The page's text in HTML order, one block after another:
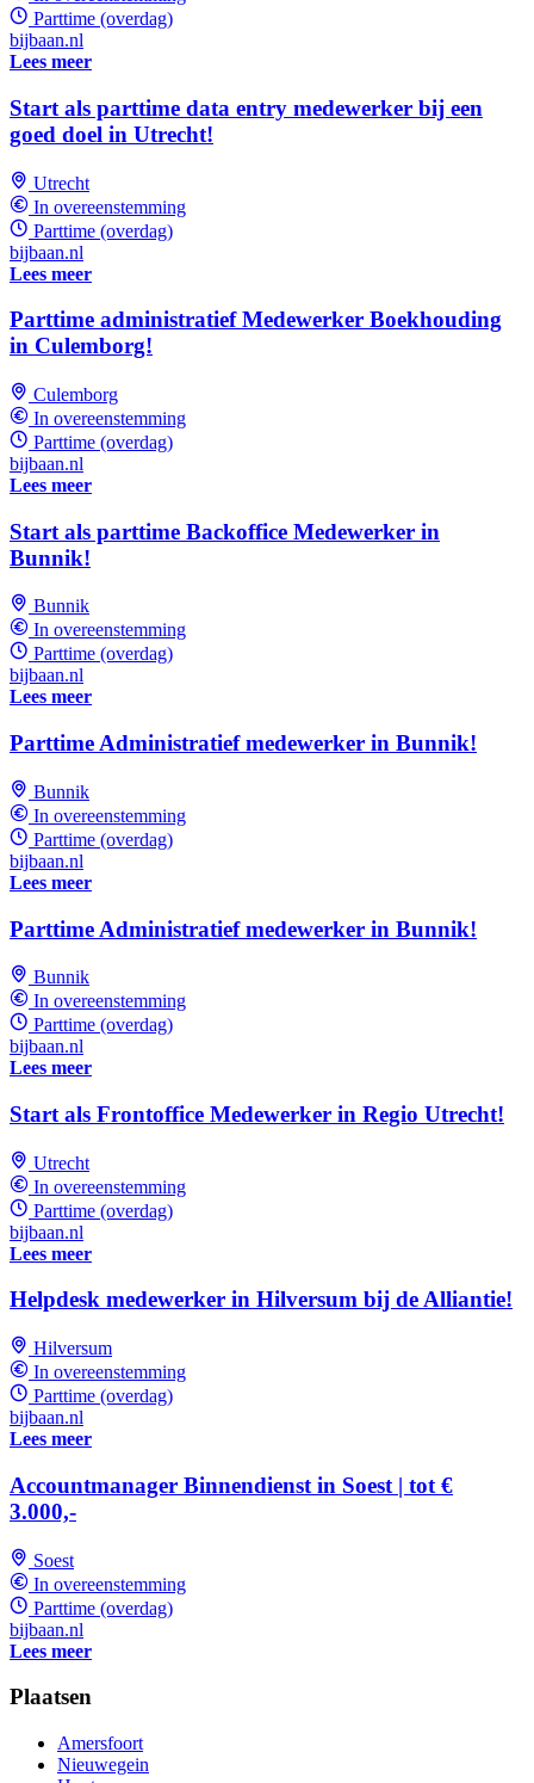
Parttime (overdag)
bijbaan.nl
Lees meer
Start als parttime data entry medewerker bij een
goed doel in Utrecht!
Utrecht
In overeenstemming
Parttime (overdag)
bijbaan.nl
Lees meer
Parttime administratief Medewerker Boekhouding
in Culemborg!
Culemborg
In overeenstemming
Parttime (overdag)
bijbaan.nl
Lees meer
Start als parttime Backoffice Medewerker in
Bunnik!
Bunnik
In overeenstemming
Parttime (overdag)
bijbaan.nl
Lees meer
Parttime Administratief medewerker in Bunnik!
Bunnik
In overeenstemming
Parttime (overdag)
bijbaan.nl
Lees meer
Parttime Administratief medewerker in Bunnik!
Bunnik
In overeenstemming
Parttime (overdag)
bijbaan.nl
Lees meer
Start als Frontoffice Medewerker in Regio Utrecht!
Utrecht
In overeenstemming
Parttime (overdag)
bijbaan.nl
Lees meer
Helpdesk medewerker in Hilversum bij de Alliantie!
Hilversum
In overeenstemming
Parttime (overdag)
bijbaan.nl
Lees meer
Accountmanager Binnendienst in Soest | tot €
3.000,-
Soest
In overeenstemming
Parttime (overdag)
bijbaan.nl
Lees meer
Plaatsen
Amersfoort
Nieuwegein